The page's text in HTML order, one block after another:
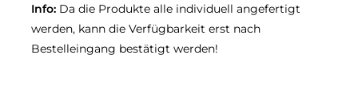
Info:Da die Produkte alle individuell angefertigt
werden, kann die Verfügbarkeit erst nach
Bestelleingang bestätigt werden!